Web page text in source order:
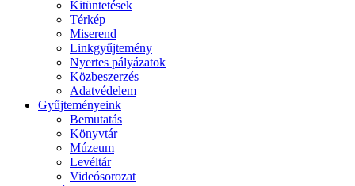
Kitüntetések
Térkép
Miserend
Linkgyűjtemény
Nyertes pályázatok
Közbeszerzés
Adatvédelem
Gyűjteményeink
Bemutatás
Könyvtár
Múzeum
Levéltár
Videósorozat